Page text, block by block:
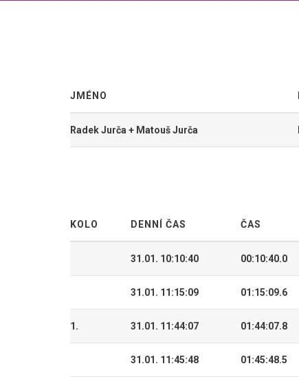
JMÉNO
Radek Jurča + Matouš Jurča
KOLO DENNÍ ČAS ČAS
31.01. 10:10:40 00:10:40.0
31.01. 11:15:09 01:15:09.6
1. 31.01. 11:44:07 01:44:07.8
31.01. 11:45:48 01:45:48.5